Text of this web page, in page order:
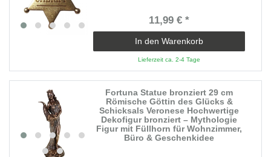
11,99 € *
In den Warenkorb
Lieferzeit ca. 2-4 Tage
Fortuna Statue bronziert 29 cm
Römische Göttin des Glücks &
Schicksals Veronese Hochwertige
Dekofigur bronziert – Mythologie
Figur mit Füllhorn für Wohnzimmer,
Büro & Geschenkidee